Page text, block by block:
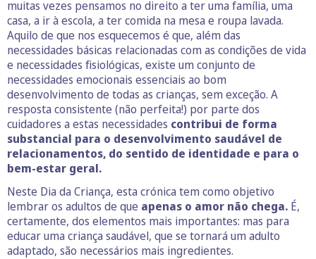
muitas vezes pensamos no direito a ter uma família, uma
casa, a ir à escola, a ter comida na mesa e roupa lavada.
Aquilo de que nos esquecemos é que, além das
necessidades básicas relacionadas com as condições de vida
e necessidades fisiológicas, existe um conjunto de
necessidades emocionais essenciais ao bom
desenvolvimento de todas as crianças, sem exceção. A
resposta consistente (não perfeita!) por parte dos
cuidadores a estas necessidades contribui de forma
substancial para o desenvolvimento saudável de
relacionamentos, do sentido de identidade e para o
bem-estar geral.
Neste Dia da Criança, esta crónica tem como objetivo
lembrar os adultos de que apenas o amor não chega. É,
certamente, dos elementos mais importantes: mas para
educar uma criança saudável, que se tornará um adulto
adaptado, são necessários mais ingredientes.